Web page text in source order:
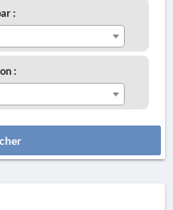
:
: